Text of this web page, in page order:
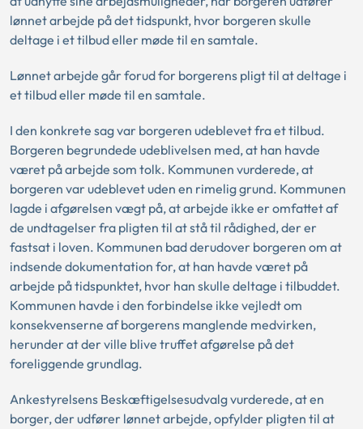
lønnet arbejde på det tidspunkt, hvor borgeren skulle
deltage i et tilbud eller møde til en samtale.
Lønnet arbejde går forud for borgerens pligt til at deltage i
et tilbud eller møde til en samtale.
I den konkrete sag var borgeren udeblevet fra et tilbud.
Borgeren begrundede udeblivelsen med, at han havde
været på arbejde som tolk. Kommunen vurderede, at
borgeren var udeblevet uden en rimelig grund. Kommunen
lagde i afgørelsen vægt på, at arbejde ikke er omfattet af
de undtagelser fra pligten til at stå til rådighed, der er
fastsat i loven. Kommunen bad derudover borgeren om at
indsende dokumentation for, at han havde været på
arbejde på tidspunktet, hvor han skulle deltage i tilbuddet.
Kommunen havde i den forbindelse ikke vejledt om
konsekvenserne af borgerens manglende medvirken,
herunder at der ville blive truffet afgørelse på det
foreliggende grundlag.
Ankestyrelsens Beskæftigelsesudvalg vurderede, at en
borger, der udfører lønnet arbejde, opfylder pligten til at